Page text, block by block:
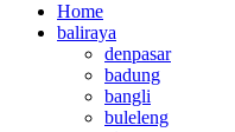
Home
baliraya
denpasar
badung
bangli
buleleng